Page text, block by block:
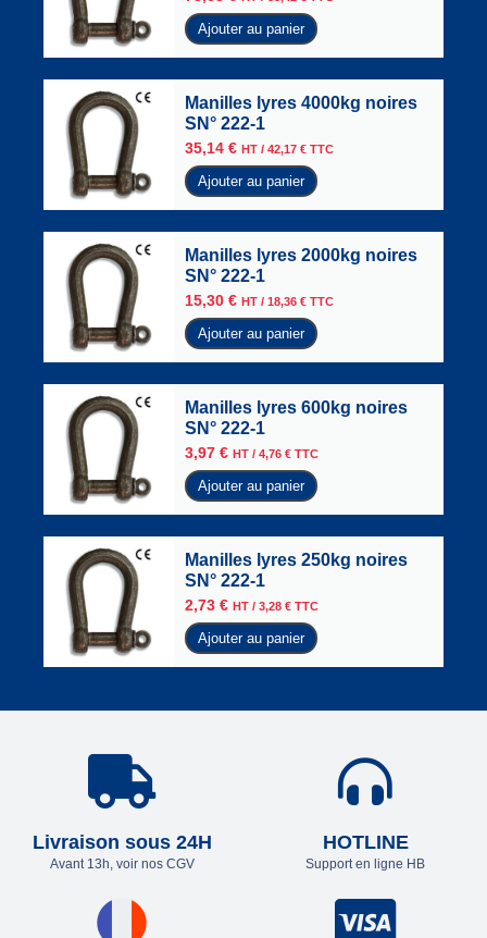
Ajouter au panier
Manilles lyres 4000kg noires
SN° 222-1
35,14 € HT / 42,17 € TTC
Ajouter au panier
Manilles lyres 2000kg noires
SN° 222-1
15,30 € HT / 18,36 € TTC
Ajouter au panier
Manilles lyres 600kg noires
SN° 222-1
3,97 € HT / 4,76 € TTC
Ajouter au panier
Manilles lyres 250kg noires
SN° 222-1
2,73 € HT / 3,28 € TTC
Ajouter au panier
Livraison sous 24H
Avant 13h, voir nos CGV
HOTLINE
Support en ligne HB